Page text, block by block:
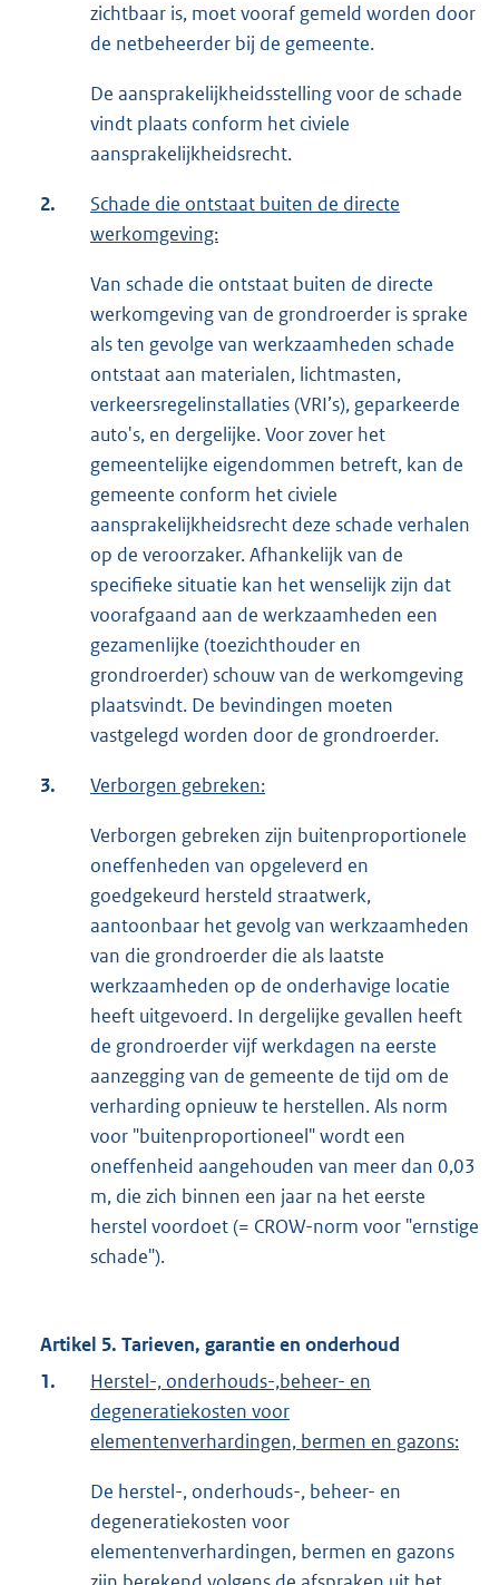
zichtbaar is, moet vooraf gemeld worden door
de netbeheerder bij de gemeente.
De aansprakelijkheidsstelling voor de schade
vindt plaats conform het civiele
aansprakelijkheidsrecht.
2.
Schade die ontstaat buiten de directe
werkomgeving:
Van schade die ontstaat buiten de directe
werkomgeving van de grondroerder is sprake
als ten gevolge van werkzaamheden schade
ontstaat aan materialen, lichtmasten,
verkeersregelinstallaties (VRI’s), geparkeerde
auto's, en dergelijke. Voor zover het
gemeentelijke eigendommen betreft, kan de
gemeente conform het civiele
aansprakelijkheidsrecht deze schade verhalen
op de veroorzaker. Afhankelijk van de
specifieke situatie kan het wenselijk zijn dat
voorafgaand aan de werkzaamheden een
gezamenlijke (toezichthouder en
grondroerder) schouw van de werkomgeving
plaatsvindt. De bevindingen moeten
vastgelegd worden door de grondroerder.
3. Verborgen gebreken:
Verborgen gebreken zijn buitenproportionele
oneffenheden van opgeleverd en
goedgekeurd hersteld straatwerk,
aantoonbaar het gevolg van werkzaamheden
van die grondroerder die als laatste
werkzaamheden op de onderhavige locatie
heeft uitgevoerd. In dergelijke gevallen heeft
de grondroerder vijf werkdagen na eerste
aanzegging van de gemeente de tijd om de
verharding opnieuw te herstellen. Als norm
voor "buitenproportioneel" wordt een
oneffenheid aangehouden van meer dan 0,03
m, die zich binnen een jaar na het eerste
herstel voordoet (= CROW-norm voor "ernstige
schade").
Artikel 5. Tarieven, garantie en onderhoud
1.
Herstel-, onderhouds-,beheer- en
degeneratiekosten voor
elementenverhardingen, bermen en gazons:
De herstel-, onderhouds-, beheer- en
degeneratiekosten voor
elementenverhardingen, bermen en gazons